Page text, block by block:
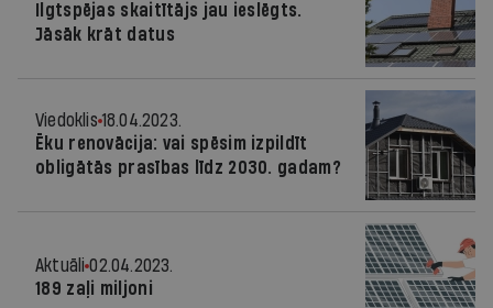
Ilgtspējas skaitītājs jau ieslēgts.
Jāsāk krāt datus
Viedoklis 18.04.2023.
Ēku renovācija: vai spēsim izpildīt
obligātās prasības līdz 2030. gadam?
Aktuāli 02.04.2023.
189 zaļi miljoni